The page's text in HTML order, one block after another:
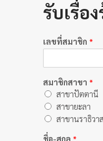
รับเรื่อ
เลขที่สมาชิก *
สมาชิกสาขา *
สาขาปัตตานี
สาขายะลา
สาขานราธิวา
ชื่อ-สกุล *